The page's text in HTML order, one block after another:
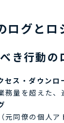
ログとロ
き行動の
セス・ダウンロ
務量を超えた、
元同僚の個人